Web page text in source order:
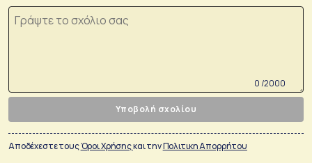
0 /2000
Υποβολή σχολίου
Αποδέχεστε τουςΌροι Χρήσηςκαι τηνΠολιτικη Απορρήτου